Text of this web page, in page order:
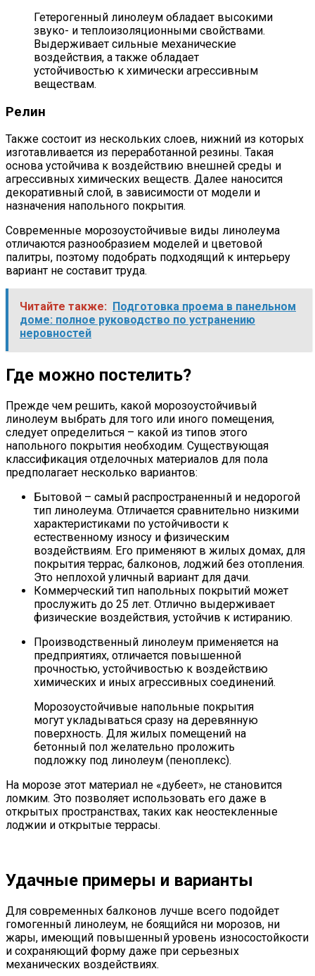
Гетерогенный линолеум обладает высокими
звуко- и теплоизоляционными свойствами.
Выдерживает сильные механические
воздействия, а также обладает
устойчивостью к химически агрессивным
веществам.
Релин
Также состоит из нескольких слоев, нижний из которых
изготавливается из переработанной резины. Такая
основа устойчива к воздействию внешней среды и
агрессивных химических веществ. Далее наносится
декоративный слой, в зависимости от модели и
назначения напольного покрытия.
Современные морозоустойчивые виды линолеума
отличаются разнообразием моделей и цветовой
палитры, поэтому подобрать подходящий к интерьеру
вариант не составит труда.
Читайте также:
Подготовка проема в панельном
доме: полное руководство по устранению
неровностей
Где можно постелить?
Прежде чем решить, какой морозоустойчивый
линолеум выбрать для того или иного помещения,
следует определиться – какой из типов этого
напольного покрытия необходим. Существующая
классификация отделочных материалов для пола
предполагает несколько вариантов:
Бытовой – самый распространенный и недорогой
тип линолеума. Отличается сравнительно низкими
характеристиками по устойчивости к
естественному износу и физическим
воздействиям. Его применяют в жилых домах, для
покрытия террас, балконов, лоджий без отопления.
Это неплохой уличный вариант для дачи.
Коммерческий тип напольных покрытий может
прослужить до 25 лет. Отлично выдерживает
физические воздействия, устойчив к истиранию.
Производственный линолеум применяется на
предприятиях, отличается повышенной
прочностью, устойчивостью к воздействию
химических и иных агрессивных соединений.
Морозоустойчивые напольные покрытия
могут укладываться сразу на деревянную
поверхность. Для жилых помещений на
бетонный пол желательно проложить
подложку под линолеум (пеноплекс).
На морозе этот материал не «дубеет», не становится
ломким. Это позволяет использовать его даже в
открытых пространствах, таких как неостекленные
лоджии и открытые террасы.
Удачные примеры и варианты
Для современных балконов лучше всего подойдет
гомогенный линолеум, не боящийся ни морозов, ни
жары, имеющий повышенный уровень износостойкости
и сохраняющий форму даже при серьезных
механических воздействиях.